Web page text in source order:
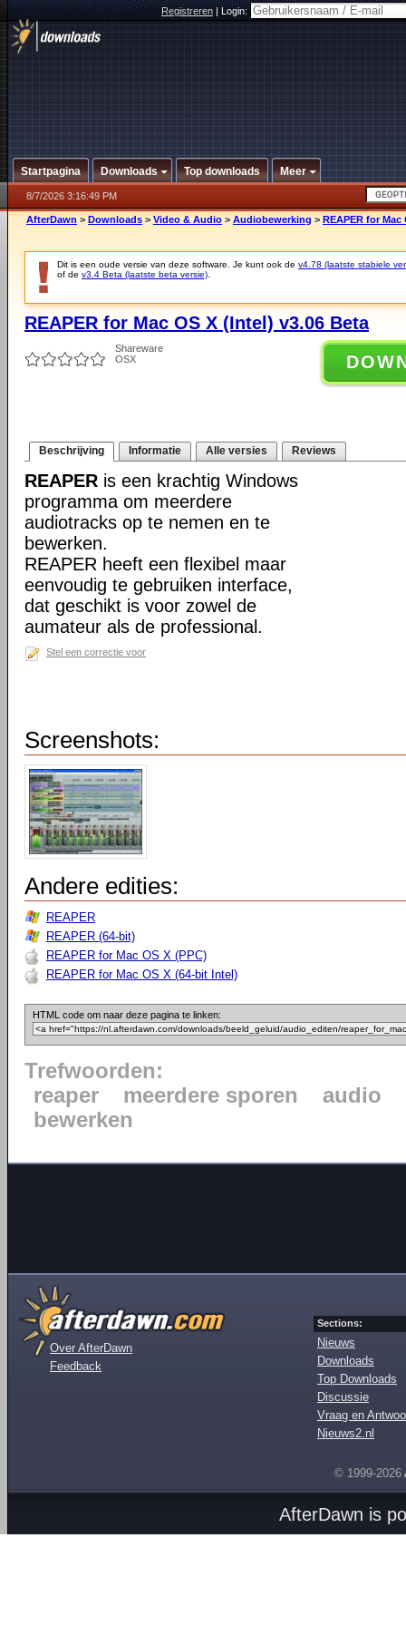
Registreren|Login:
Startpagina Downloads Top downloads Meer
8/7/2026 3:16:49 PM
AfterDawn > Downloads > Video & Audio > Audiobewerking > REAPER for Mac
Dit is een oude versie van deze software. Je kunt ook de v4.78 (laatste stabiele
of de v3.4 Beta (laatste beta versie)
REAPER for Mac OS X (Intel) v3.06 Beta
Shareware
OSX
Beschrijving Informatie Alle versies Reviews
REAPER is een krachtig Windows
programma om meerdere
audiotracks op te nemen en te
bewerken.
REAPER heeft een flexibel maar
eenvoudig te gebruiken interface,
dat geschikt is voor zowel de
aumateur als de professional.
Stel een correctie voor
Screenshots:
Andere edities:
REAPER
REAPER (64-bit)
REAPER for Mac OS X (PPC)
REAPER for Mac OS X (64-bit Intel)
HTML code om naar deze pagina te linken:
Trefwoorden:
reaper
meerdere sporen
audio
bewerken
Over AfterDawn
Feedback
Sections:
Nieuws
Downloads
Top Downloads
Discussie
Vraag en
Nieuws2.nl
© 1999-2026
AfterDawn is